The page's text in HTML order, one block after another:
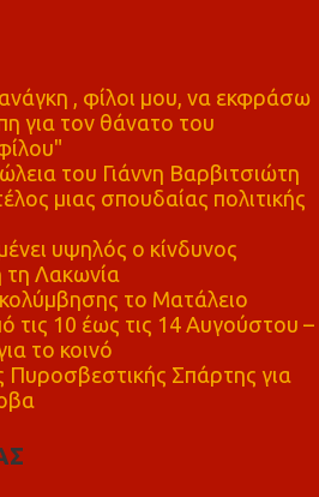
, φίλοι μου, να εκφράσω
για τον θάνατο του
του Γιάννη Βαρβιτσιώτη
μιας σπουδαίας πολιτικής
υψηλός ο κίνδυνος
τη Λακωνία
το Ματάλειο
τις 10 έως τις 14 Αυγούστου –
το κοινό
Πυροσβεστικής Σπάρτης για